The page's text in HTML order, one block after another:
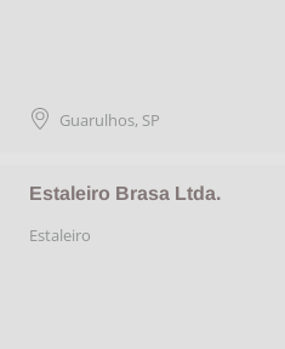
Guarulhos, SP
Estaleiro Brasa Ltda.
Estaleiro